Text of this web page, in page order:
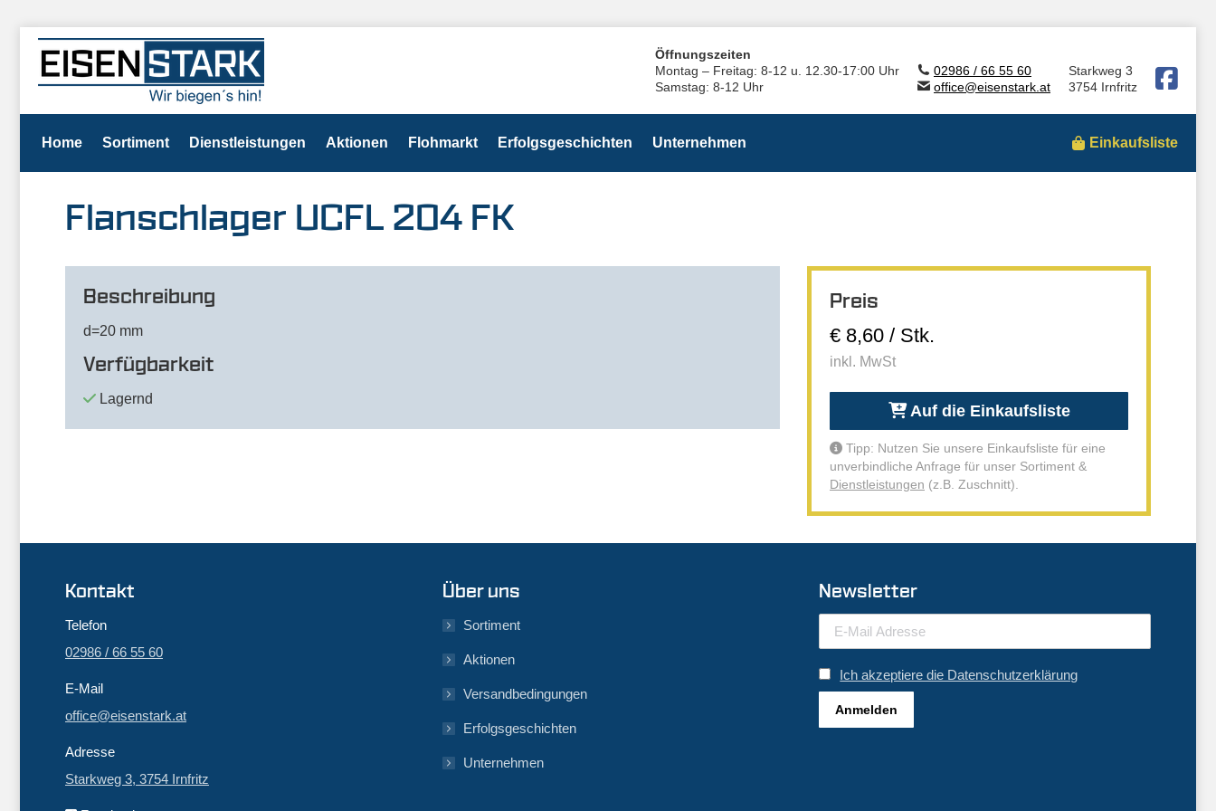
Öffnungszeiten
Montag – Freitag: 8-12 u. 12.30-17:00 Uhr
Samstag: 8-12 Uhr
02986 / 66 55 60
office@eisenstark.at
Starkweg 3
3754 Irnfritz
Home Sortiment Dienstleistungen Aktionen Flohmarkt Erfolgsgeschichten Unternehmen Einkaufsliste
Flanschlager UCFL 204 FK
Beschreibung
d=20 mm
Verfügbarkeit
Lagernd
Preis
€ 8,60 / Stk.
inkl. MwSt
Auf die Einkaufsliste
Tipp: Nutzen Sie unsere Einkaufsliste für eine
unverbindliche Anfrage für unser Sortiment &
Dienstleistungen (z.B. Zuschnitt).
Kontakt
Telefon
02986 / 66 55 60
E-Mail
office@eisenstark.at
Adresse
Starkweg 3, 3754 Irnfritz
Über uns
Sortiment
Aktionen
Versandbedingungen
Erfolgsgeschichten
Unternehmen
Newsletter
Ich akzeptiere die Datenschutzerklärung